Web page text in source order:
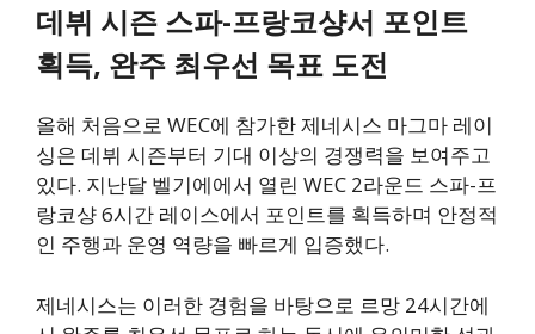
데뷔 시즌 스파-프랑코샹서 포인트
획득, 완주 최우선 목표 도전
올해 처음으로 WEC에 참가한 제네시스 마그마 레이
싱은 데뷔 시즌부터 기대 이상의 경쟁력을 보여주고
있다. 지난달 벨기에에서 열린 WEC 2라운드 스파-프
랑코샹 6시간 레이스에서 포인트를 획득하며 안정적
인 주행과 운영 역량을 빠르게 입증했다.
제네시스는 이러한 경험을 바탕으로 르망 24시간에